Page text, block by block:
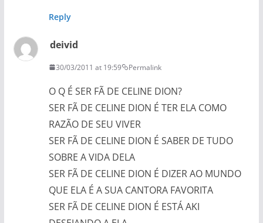
Reply
deivid
30/03/2011 at 19:59 Permalink
O Q É SER FÃ DE CELINE DION?
SER FÃ DE CELINE DION É TER ELA COMO
RAZÃO DE SEU VIVER
SER FÃ DE CELINE DION É SABER DE TUDO
SOBRE A VIDA DELA
SER FÃ DE CELINE DION É DIZER AO MUNDO
QUE ELA É A SUA CANTORA FAVORITA
SER FÃ DE CELINE DION É ESTÁ AKI